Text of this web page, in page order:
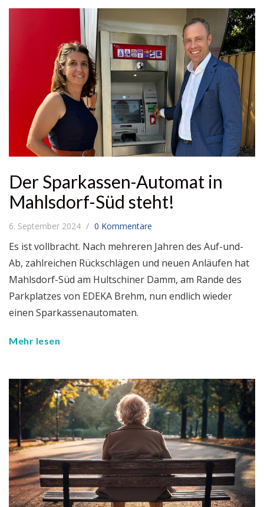
Der Sparkassen-Automat in
Mahlsdorf-Süd steht!
6. September 2024 0 Kommentare
Es ist vollbracht. Nach mehreren Jahren des Auf-und-
Ab, zahlreichen Rückschlägen und neuen Anläufen hat
Mahlsdorf-Süd am Hultschiner Damm, am Rande des
Parkplatzes von EDEKA Brehm, nun endlich wieder
einen Sparkassenautomaten.
Mehr lesen